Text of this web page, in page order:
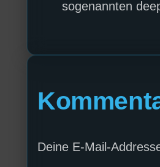
sogenannten
Deine E-Mail-